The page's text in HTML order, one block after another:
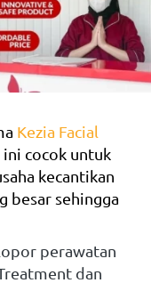
Kezia Facial
ini cocok untuk
kecantikan
besar sehingga
perawatan
dan